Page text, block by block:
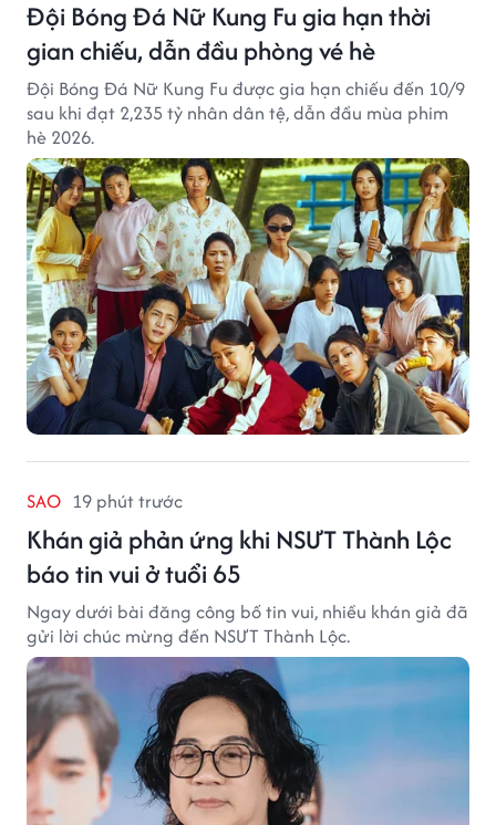
Đội Bóng Đá Nữ Kung Fu gia hạn thời
gian chiếu, dẫn đầu phòng vé hè
Đội Bóng Đá Nữ Kung Fu được gia hạn chiếu đến 10/9
sau khi đạt 2,235 tỷ nhân dân tệ, dẫn đầu mùa phim
hè 2026.
SAO 19 phút trước
Khán giả phản ứng khi NSƯT Thành Lộc
báo tin vui ở tuổi 65
Ngay dưới bài đăng công bố tin vui, nhiều khán giả đã
gửi lời chúc mừng đến NSƯT Thành Lộc.